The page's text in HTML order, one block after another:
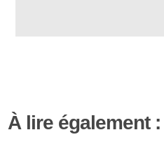
À lire également :